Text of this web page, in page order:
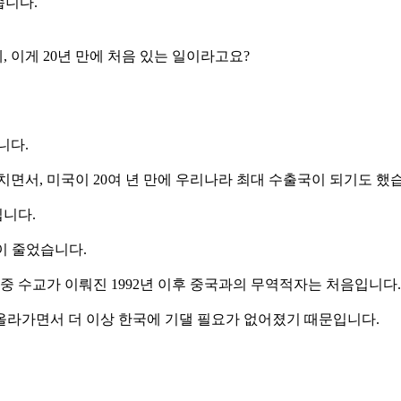
이게 20년 만에 처음 있는 일이라고요?
다.
서, 미국이 20여 년 만에 우리나라 최대 수출국이 되기도 했
다.
줄었습니다.
수교가 이뤄진 1992년 이후 중국과의 무역적자는 처음입니다.
가면서 더 이상 한국에 기댈 필요가 없어졌기 때문입니다.